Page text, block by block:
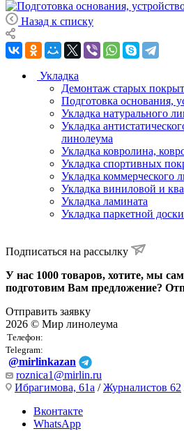
Назад к списку
Укладка
Демонтаж старых
Подготовка основания,
Укладка натурального
Укладка
линолеума
Укладка ковролина,
Укладка спортивных
Укладка коммерческого
Укладка виниловой и
Укладка ламината
Укладка паркетной доски
Подписаться на рассылку
У нас 1000 товаров, хотите, мы
подготовим Вам предложение?
Отправить заявку
2026 © Мир линолеума
Телефон:
Telegram:
@mirlinkazan
roznica1@mirlin.ru
Ибрагимова, 61а /Журналистов 62
Вконтакте
WhatsApp